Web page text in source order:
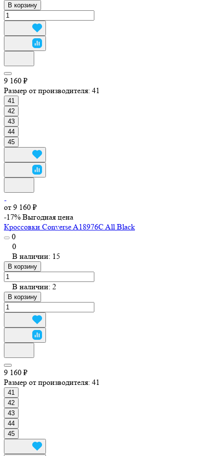
В корзину
9 160 ₽
Размер от производителя: 41
41
42
43
44
45
от 9 160 ₽
-17% Выгодная цена
Кроссовки Converse A18976C All Black
0
0
В наличии: 15
В корзину
В наличии: 2
В корзину
9 160 ₽
Размер от производителя: 41
41
42
43
44
45